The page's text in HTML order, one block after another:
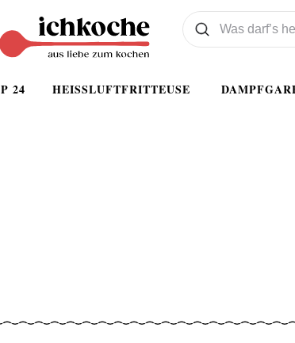
24 HEISSLUFTFRITTEUSE
Was wollen Sie suchen
Suchen